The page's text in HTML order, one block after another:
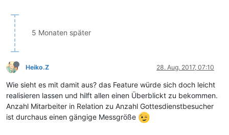
5 Monaten später
Heiko.Z 28. Aug. 2017, 07:10
Wie sieht es mit damit aus? das Feature würde sich doch leicht
realisieren lassen und hilft allen einen Überblickt zu bekommen.
Anzahl Mitarbeiter in Relation zu Anzahl Gottesdienstbesucher
ist durchaus einen gängige Messgröße